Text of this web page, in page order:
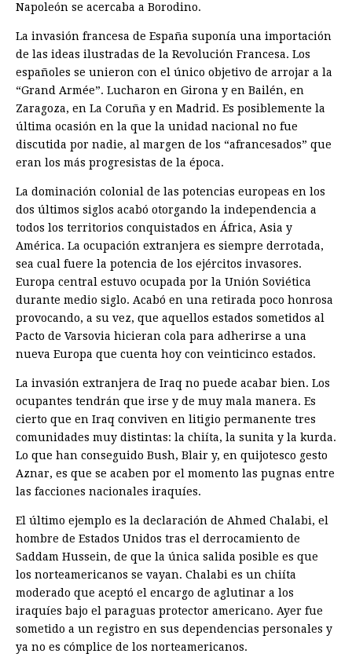
Napoleón se acercaba a Borodino.
La invasión francesa de España suponía una importación
de las ideas ilustradas de la Revolución Francesa. Los
españoles se unieron con el único objetivo de arrojar a la
“Grand Armée”. Lucharon en Girona y en Bailén, en
Zaragoza, en La Coruña y en Madrid. Es posiblemente la
última ocasión en la que la unidad nacional no fue
discutida por nadie, al margen de los “afrancesados” que
eran los más progresistas de la época.
La dominación colonial de las potencias europeas en los
dos últimos siglos acabó otorgando la independencia a
todos los territorios conquistados en África, Asia y
América. La ocupación extranjera es siempre derrotada,
sea cual fuere la potencia de los ejércitos invasores.
Europa central estuvo ocupada por la Unión Soviética
durante medio siglo. Acabó en una retirada poco honrosa
provocando, a su vez, que aquellos estados sometidos al
Pacto de Varsovia hicieran cola para adherirse a una
nueva Europa que cuenta hoy con veinticinco estados.
La invasión extranjera de Iraq no puede acabar bien. Los
ocupantes tendrán que irse y de muy mala manera. Es
cierto que en Iraq conviven en litigio permanente tres
comunidades muy distintas: la chiíta, la sunita y la kurda.
Lo que han conseguido Bush, Blair y, en quijotesco gesto
Aznar, es que se acaben por el momento las pugnas entre
las facciones nacionales iraquíes.
El último ejemplo es la declaración de Ahmed Chalabi, el
hombre de Estados Unidos tras el derrocamiento de
Saddam Hussein, de que la única salida posible es que
los norteamericanos se vayan. Chalabi es un chiíta
moderado que aceptó el encargo de aglutinar a los
iraquíes bajo el paraguas protector americano. Ayer fue
sometido a un registro en sus dependencias personales y
ya no es cómplice de los norteamericanos.